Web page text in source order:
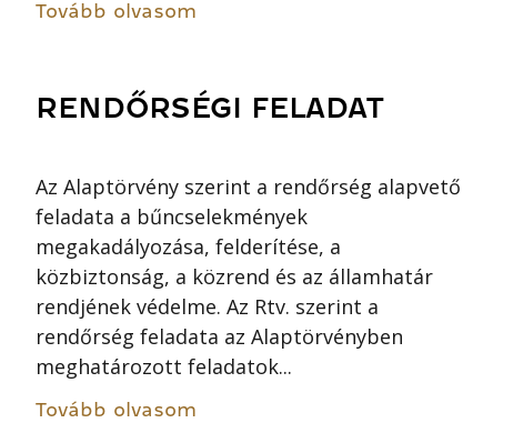
Tovább olvasom
RENDŐRSÉGI FELADAT
Az Alaptörvény szerint a rendőrség alapvető
feladata a bűncselekmények
megakadályozása, felderítése, a
közbiztonság, a közrend és az államhatár
rendjének védelme. Az Rtv. szerint a
rendőrség feladata az Alaptörvényben
meghatározott feladatok...
Tovább olvasom